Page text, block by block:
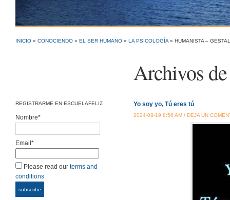
INICIO » CONOCIENDO » EL SER HUMANO » LA PSICOLOGÍA » HUMANISTA –
Archivos
REGISTRARME EN ESCUELAFELIZ
Nombre*
Email*
Please read our terms and
conditions
Yo soy yo, Tú eres tú
2024-08-19 8:56 AM / DEJA UN